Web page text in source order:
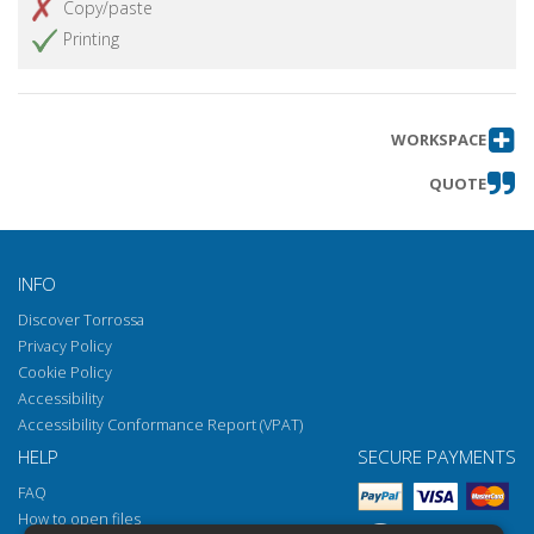
funerarie ebraiche a confronto (XVI-XVII
secc.)
Get article
erranze e conversioni nel teatro delle
lingue seicentesco
Il progetto di ricerca L'Ebreo errante e la
struttura narrativa del Volksbuch di Ahasve
rus (1602)
preliminare sul caso di Livorno
Copy/paste
Printing
WORKSPACE
QUOTE
INFO
Discover Torrossa
Privacy Policy
Cookie Policy
Accessibility
Accessibility Conformance Report (VPAT)
HELP
FAQ
How to open files
SECURE PAYMENTS